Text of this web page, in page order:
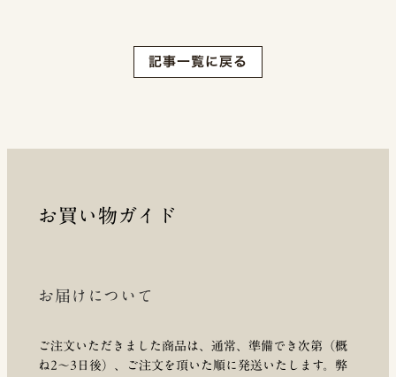
記事一覧に戻る
お買い物ガイド
お届けについて
ご注文いただきました商品は、通常、準備でき次第（概
ね2～3日後）、ご注文を頂いた順に発送いたします。弊